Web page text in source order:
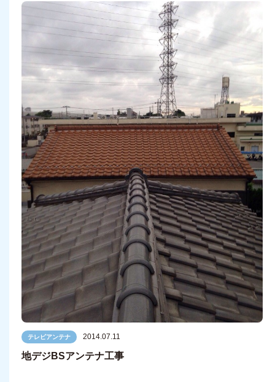
テレビアンテナ 2014.07.11
地デジBSアンテナ工事